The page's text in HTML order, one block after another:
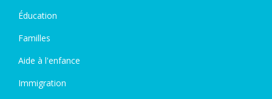
Éducation
Familles
Aide à l'enfance
Immigration